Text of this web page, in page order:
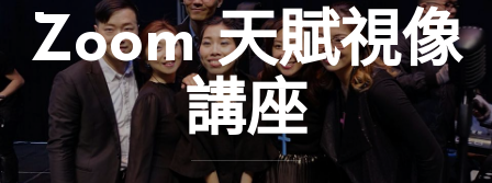
Zoom 天賦視像
講座